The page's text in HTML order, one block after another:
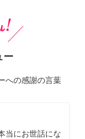
ー
への感謝の言葉
当にお世話にな